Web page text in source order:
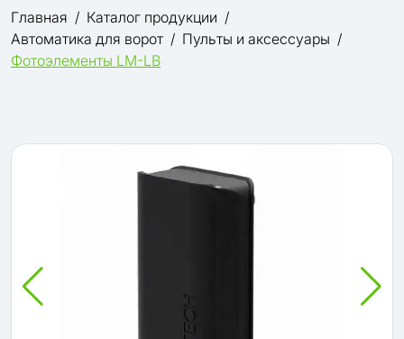
Главная
Каталог продукции
Автоматика для ворот
Пульты и аксессуары
Фотоэлементы LM-LB